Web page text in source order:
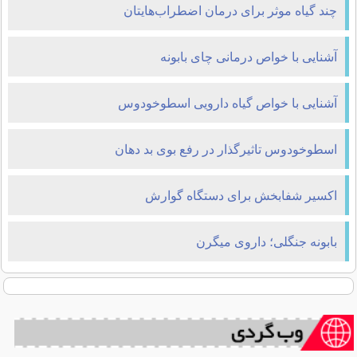
چند گیاه موثر برای درمان اضطراب‌هایتان
آشنایی با خواص درمانی چای بابونه
آشنایی با خواص گیاه دارویی اسطوخودوس
اسطوخودوس تاثیرگذار در رفع بوی بد دهان
اکسیر شفابخش برای دستگاه گوارش
بابونه جنگلی؛ داروی میگرن